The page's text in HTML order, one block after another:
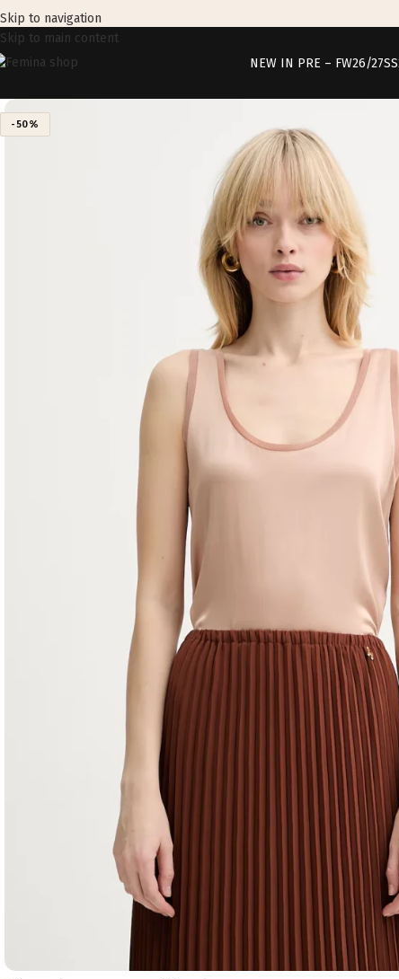
Skip to navigation
Skip to main content
NEW IN PRE – FW26/27
-50%